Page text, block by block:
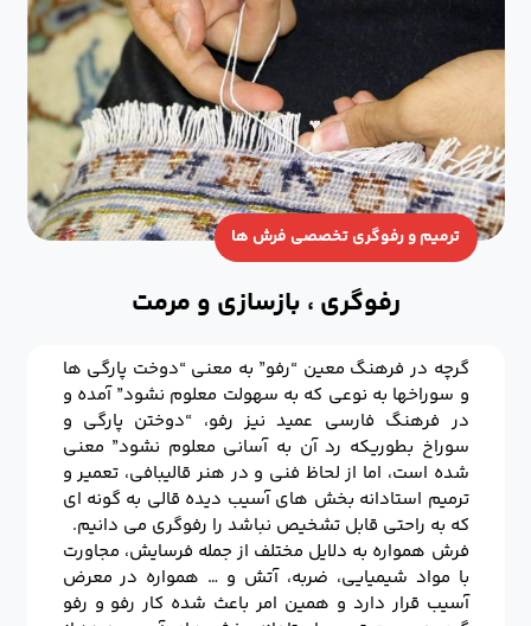
ترمیم و رفوگری تخصصی فرش ها
رفوگری ، بازسازی و مرمت
گرچه در فرهنگ معین “رفو” به معنی “دوخت پارگی ها
و سوراخها به نوعی که به سهولت معلوم نشود” آمده و
در فرهنگ فارسی عمید نیز رفو، “دوختن پارگی و
سوراخ بطوریکه رد آن به آسانی معلوم نشود” معنی
شده است، اما از لحاظ فنی و در هنر قالیبافی، تعمیر و
ترمیم استادانه بخش های آسیب دیده قالی به گونه ای
که به راحتی قابل تشخیص نباشد را رفوگری می دانیم.
فرش همواره به دلایل مختلف از جمله فرسایش، مجاورت
با مواد شیمیایی، ضربه، آتش و … همواره در معرض
آسیب قرار دارد و همین امر باعث شده کار رفو و رفو